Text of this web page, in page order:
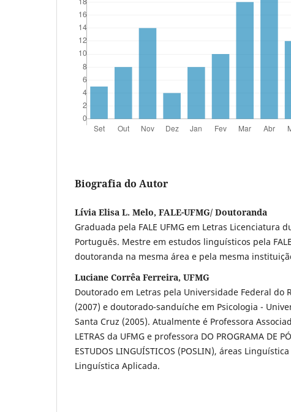
Biografia do Autor
Lívia Elisa L. Melo, FALE-UFMG/ Doutoranda
Graduada pela FALE UFMG em Letras Licenciatura
Português. Mestre em estudos linguísticos pela
doutoranda na mesma área e pela mesma
Luciane Corrêa Ferreira, UFMG
Doutorado em Letras pela Universidade Federal do
(2007) e doutorado-sanduíche em Psicologia -
Santa Cruz (2005). Atualmente é Professora
LETRAS da UFMG e professora DO PROGRAMA DE
ESTUDOS LINGUÍSTICOS (POSLIN), áreas
Linguística Aplicada.